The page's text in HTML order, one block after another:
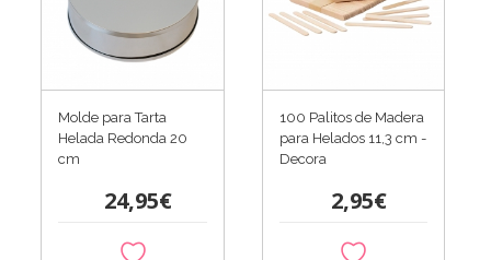
Molde para Tarta
Helada Redonda 20
cm
24,95€
100 Palitos de Madera
para Helados 11,3 cm -
Decora
2,95€